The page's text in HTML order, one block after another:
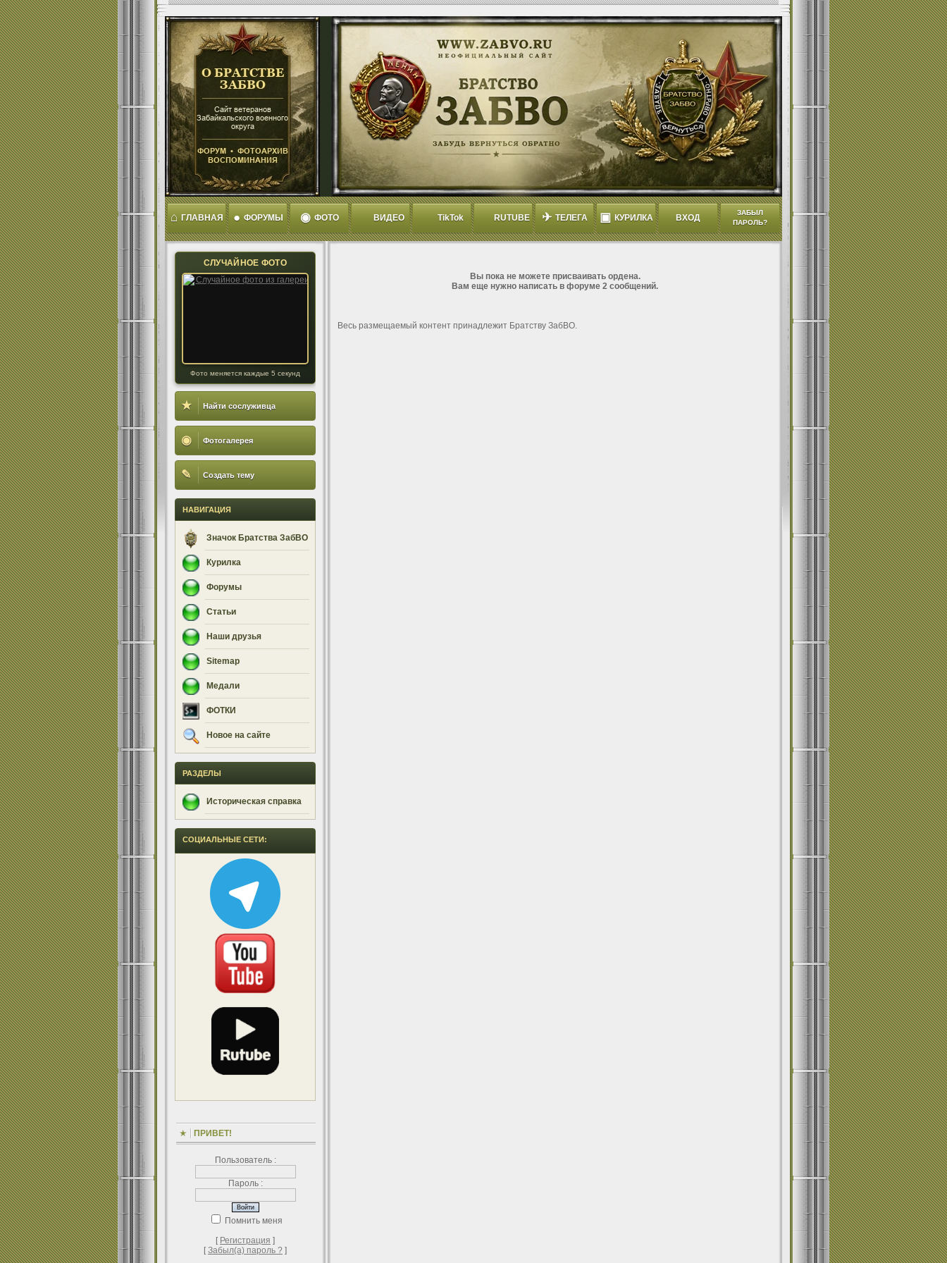
⌂ ГЛАВНАЯ ● ФОРУМЫ ◉ ФОТО ВИДЕО TikTok RUTUBE ✈ ТЕЛЕГА ▣ КУРИЛКА ВХОД
ЗАБЫЛ
ПАРОЛЬ?
СЛУЧАЙНОЕ ФОТО
Фото меняется каждые 5 секунд
★ Найти сослуживца
◉ Фотогалерея
✎ Создать тему
НАВИГАЦИЯ
Значок Братства ЗабВО
Курилка
Форумы
Статьи
Наши друзья
Sitemap
Медали
ФОТКИ
Новое на сайте
РАЗДЕЛЫ
Историческая справка
СОЦИАЛЬНЫЕ СЕТИ:
ПРИВЕТ!
Пользователь :
Пароль :
Помнить меня
[ Регистрация ]
[Забыл(а) пароль ? ]
Вы пока не можете присваивать ордена.
Вам еще нужно написать в форуме 2 сообщений.
Весь размещаемый контент принадлежит Братству ЗабВО.